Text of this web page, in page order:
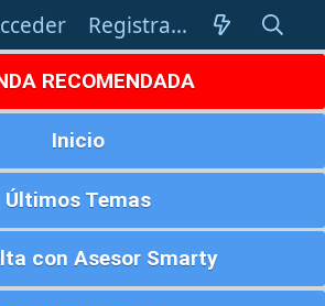
Registrarse
RECOMENDADA
Inicio
Últimos Temas
con Asesor Smarty